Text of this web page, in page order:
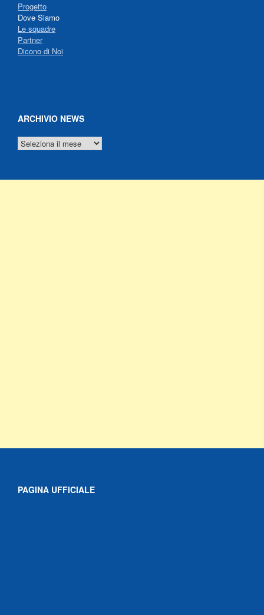
Progetto
Dove Siamo
Le squadre
Partner
Dicono di Noi
ARCHIVIO NEWS
ARCHIVIO
NEWS
PAGINA UFFICIALE